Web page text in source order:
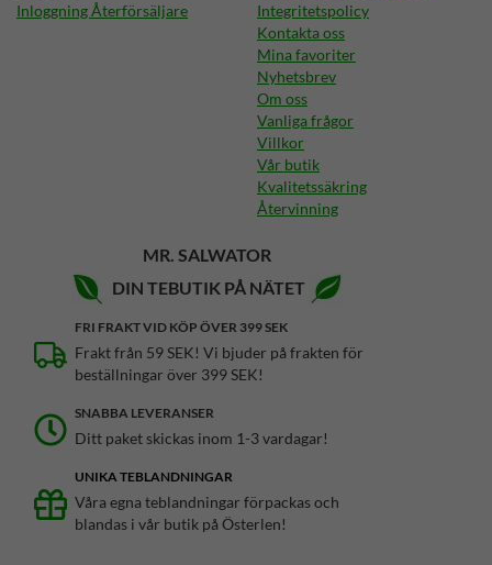
Inloggning Återförsäljare
Integritetspolicy
Kontakta oss
Mina favoriter
Nyhetsbrev
Om oss
Vanliga frågor
Villkor
Vår butik
Kvalitetssäkring
Återvinning
MR. SALWATOR
DIN TEBUTIK PÅ NÄTET
FRI FRAKT VID KÖP ÖVER 399 SEK
Frakt från 59 SEK! Vi bjuder på frakten för
beställningar över 399 SEK!
SNABBA LEVERANSER
Ditt paket skickas inom 1-3 vardagar!
UNIKA TEBLANDNINGAR
Våra egna teblandningar förpackas och
blandas i vår butik på Österlen!